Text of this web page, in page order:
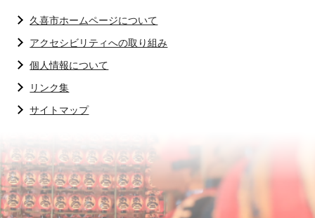
久喜市ホームページについて
アクセシビリティへの取り組み
個人情報について
リンク集
サイトマップ